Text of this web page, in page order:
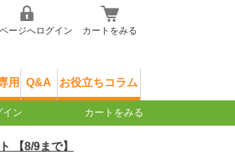
ージへログイン カートをみる
用 Q&A お役立ちコラム
イン カートをみる
で】